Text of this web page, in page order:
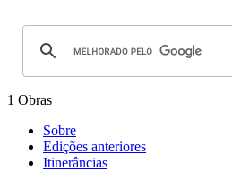
1 Obras
Sobre
Edições anteriores
Itinerâncias